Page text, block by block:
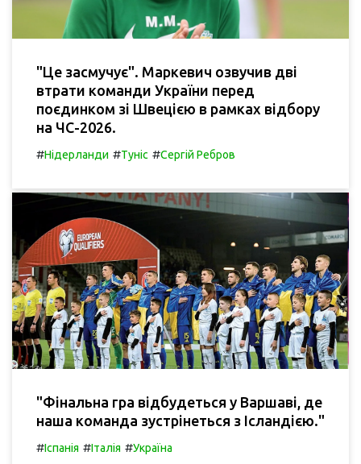
"Це засмучує". Маркевич озвучив дві
втрати команди України перед
поєдинком зі Швецією в рамках відбору
на ЧС-2026.
#Нідерланди #Туніс #Сергій Ребров
"Фінальна гра відбудеться у Варшаві, де
наша команда зустрінеться з Ісландією."
#Іспанія #Італія #Україна